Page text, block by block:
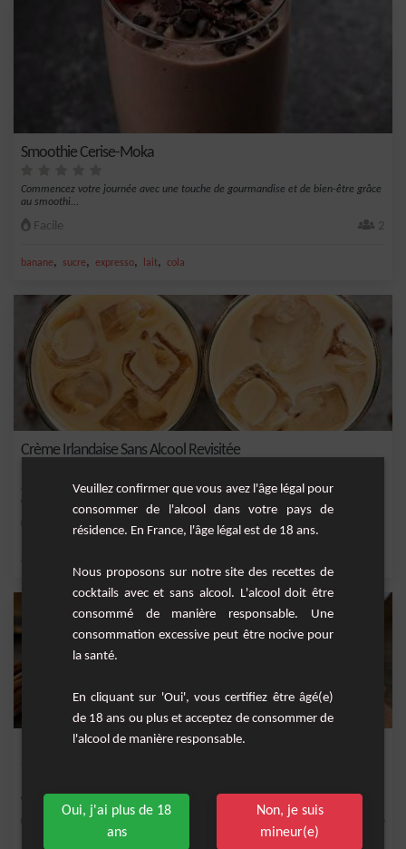
Smoothie Cerise-Moka
Commencez votre journée avec une touche de gourmandise et de bien-être grâce
au smoothi...
Facile 2
banane, sucre, expresso, lait, cola
Crème Irlandaise Sans Alcool Revisitée
Savourez le goût velouté de la crème irlandaise sans alcool, rehaussé par une
note d'ex...
Moyenne
Latté citrouille à la cannelle
cannelle.
Veuillez confirmer que vous avez l'âge légal pour
consommer de l'alcool dans votre pays de
résidence. En France, l'âge légal est de 18 ans.
Nous proposons sur notre site des recettes de
cocktails avec et sans alcool. L'alcool doit être
consommé de manière responsable. Une
consommation excessive peut être nocive pour
la santé.
En cliquant sur 'Oui', vous certifiez être âgé(e)
de 18 ans ou plus et acceptez de consommer de
l'alcool de manière responsable.
Oui, j'ai plus de 18
ans
Non, je suis
mineur(e)